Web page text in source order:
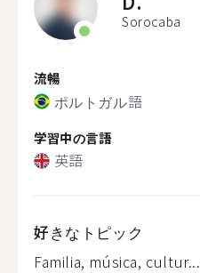
Sorocaba
流暢
ポルトガル語
学習中の言語
英語
好きなトピック
Familia, música, cultur...